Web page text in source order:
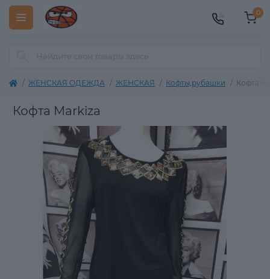
0
ЖЕНСКАЯ ОДЕЖДА ЖЕНСКАЯ Кофты,рубашки Кофта
Кофта Markiza